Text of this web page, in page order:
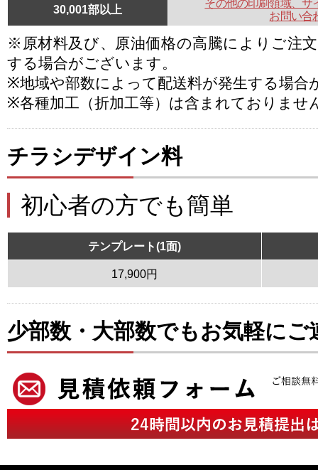
30,001部以上
その他の印刷領域、サ
お問い合
※原材料及び、原油価格の高騰によりご注
する場合がございます。
※地域や部数によって配送料が発生する場合
※各種加工（折加工等）は含まれておりませ
チラシデザイン料
初心者の方でも簡単
テンプレート(1面)
17,900円
少部数・大部数でもお気軽にご